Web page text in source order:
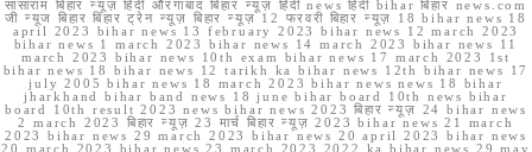
सासाराम बिहार न्यूज़ हिंदी औरंगाबाद बिहार न्यूज़ हिंदी news हिंदी bihar बिहार news.com
जी न्यूज बिहार बिहार ट्रेन न्यूज़ बिहार न्यूज़ 12 फरवरी बिहार न्यूज़ 18 bihar news 18
april 2023 bihar news 13 february 2023 bihar news 12 march 2023
bihar news 1 march 2023 bihar news 14 march 2023 bihar news 11
march 2023 bihar news 10th exam bihar news 17 march 2023 1st
bihar news 18 bihar news 12 tarikh ka bihar news 12th bihar news 17
july 2005 bihar news 18 march 2023 bihar news news 18 bihar
jharkhand bihar band news 18 june bihar board 10th news bihar
board 10th result 2023 news bihar news 2023 बिहार न्यूज़ 24 bihar news
2 march 2023 बिहार न्यूज़ 23 मार्च बिहार न्यूज़ 2023 bihar news 21 march
2023 bihar news 29 march 2023 bihar news 20 april 2023 bihar news
20 march 2023 bihar news 23 march 2023 2022 ka bihar news 29 may